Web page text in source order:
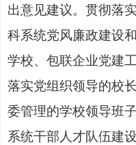
出意见建议。贯彻落
科系统党风廉政建设
学校、包联企业党建
落实党组织领导的校
委管理的学校领导班
系统干部人才队伍建设